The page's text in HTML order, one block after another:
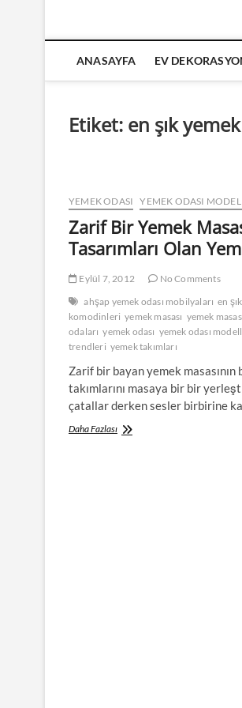
ANASAYFA EV
Etiket: en şık
YEMEK ODASI YEMEK ODASI
Zarif Bir Yemek
Tasarımları Olan
Eylül 7, 2012
No Comments
ahşap yemek odası mobilyaları en
komodinleri yemek masası yemek
odaları yemek odası yemek odası
trendleri yemek takımları
Zarif bir bayan yemek masasının
takımlarını masaya bir bir
çatallar derken sesler birbirine
Daha FazlasıZarif